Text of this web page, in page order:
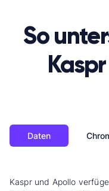
So
Kaspr
Daten
Kaspr und Apollo